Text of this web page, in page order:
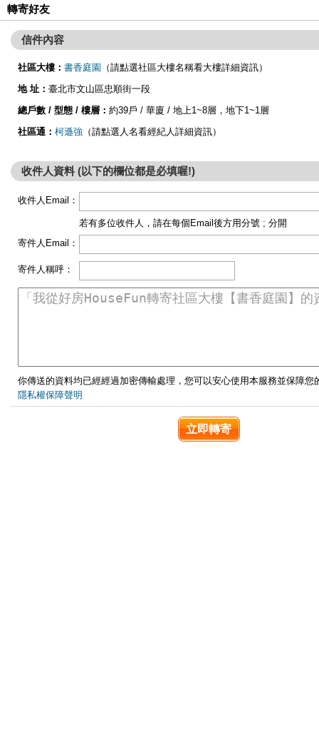
轉寄好友
信件內容
社區大樓： 書香庭園
（請點選社區大樓名稱看大樓詳細資訊）
地 址： 臺北市文山區忠順街一段
總戶數 / 型態 / 樓層： 約39戶 / 華廈 / 地上1~8層，地下1~1層
社區通： 柯遜強 （請點選人名看經紀人詳細資訊）
收件人資料 (以下的欄位都是必填喔!)
收件人Email：
若有多位收件人，請在每個Email後方用分號 ; 分開
寄件人Email：
寄件人稱呼：
你傳送的資料均已經經過加密傳輸處理，您可以安心使用本服務並保障您
隱私權保障聲明
立即轉寄